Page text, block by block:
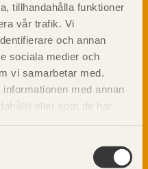
tillhandahålla funktioner
vår trafik. Vi
och annan
sociala medier och
vi samarbetar med.
med annan
eller som de har
för trä och
information om
för byggande